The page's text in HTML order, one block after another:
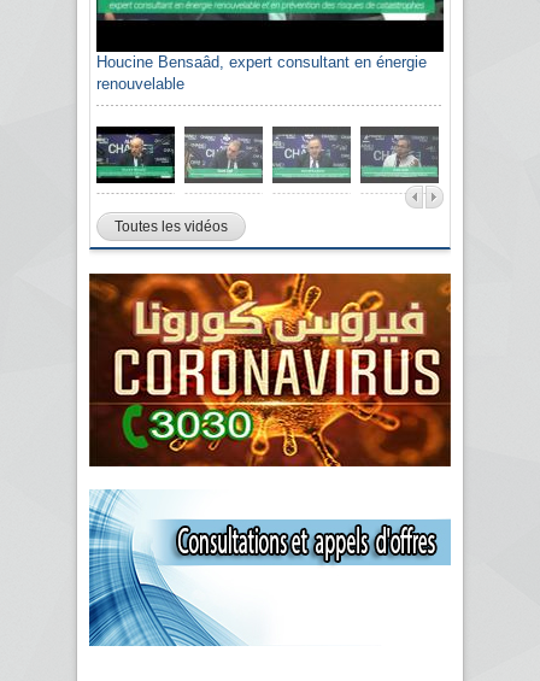
Houcine Bensaâd, expert consultant en énergie
renouvelable
Toutes les vidéos